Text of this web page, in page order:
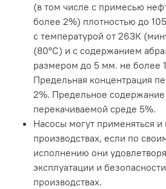
(в том числе с примесью
более 2%) плотностью до
с температурой от 263К
(80°С) и с содержанием
размером до 5 мм. не более
Предельная концентрация
2%. Предельное содержание
перекачиваемой среде 5%.
Насосы могут применяться и
производствах, если по
исполнению они
эксплуатации и
производствах.